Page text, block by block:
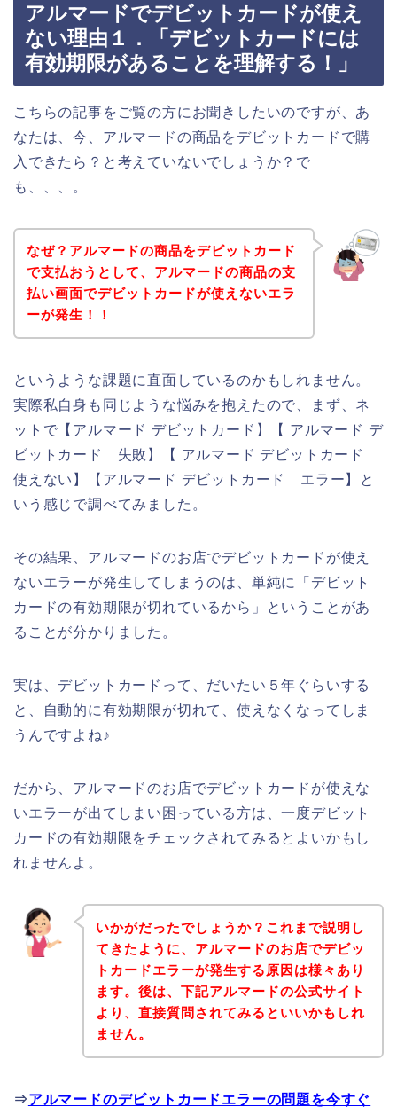
アルマードでデビットカードが使え
ない理由１．「デビットカードには
有効期限があることを理解する！」
こちらの記事をご覧の方にお聞きしたいのですが、あ
なたは、今、アルマードの商品をデビットカードで購
入できたら？と考えていないでしょうか？で
も、、、。
なぜ？アルマードの商品をデビットカード
で支払おうとして、アルマードの商品の支
払い画面でデビットカードが使えないエラ
ーが発生！！
というような課題に直面しているのかもしれません。
実際私自身も同じような悩みを抱えたので、まず、ネ
ットで【アルマード デビットカード】【 アルマード デ
ビットカード 失敗】【 アルマード デビットカード
使えない】【アルマード デビットカード エラー】と
いう感じで調べてみました。
その結果、アルマードのお店でデビットカードが使え
ないエラーが発生してしまうのは、単純に「デビット
カードの有効期限が切れているから」ということがあ
ることが分かりました。
実は、デビットカードって、だいたい５年ぐらいする
と、自動的に有効期限が切れて、使えなくなってしま
うんですよね♪
だから、アルマードのお店でデビットカードが使えな
いエラーが出てしまい困っている方は、一度デビット
カードの有効期限をチェックされてみるとよいかもし
れませんよ。
いかがだったでしょうか？これまで説明し
てきたように、アルマードのお店でデビッ
トカードエラーが発生する原因は様々あり
ます。後は、下記アルマードの公式サイト
より、直接質問されてみるといいかもしれ
ません。
⇒アルマードのデビットカードエラーの問題を今すぐ